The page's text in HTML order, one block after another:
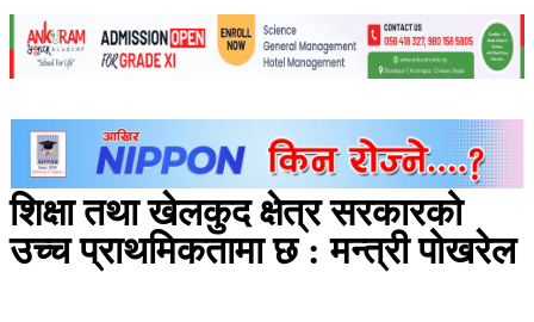
शिक्षा तथा खेलकुद क्षेत्र सरकारको
उच्च प्राथमिकतामा छ : मन्त्री पोखरेल